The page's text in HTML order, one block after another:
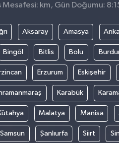
Mesafesi: km, Gün Doğumu:
Aksaray Amasya
Bingöl Bitlis Bolu
Erzurum Eskişehir
Karabük
Malatya Manisa
Samsun Şanlıurfa Siirt